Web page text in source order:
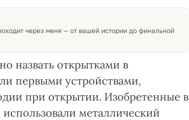
через меня — от вашей истории до финальной
назвать открытками в
первыми устройствами,
при открытии. Изобретенные в
металлический